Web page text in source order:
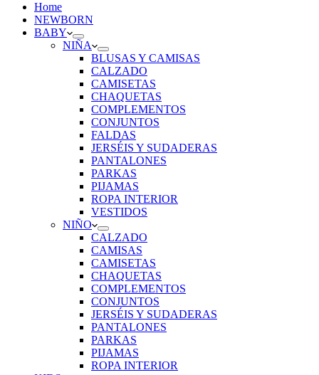
Home
NEWBORN
BABY
NIÑA
BLUSAS Y CAMISAS
CALZADO
CAMISETAS
CHAQUETAS
COMPLEMENTOS
CONJUNTOS
FALDAS
JERSÉIS Y SUDADERAS
PANTALONES
PARKAS
PIJAMAS
ROPA INTERIOR
VESTIDOS
NIÑO
CALZADO
CAMISAS
CAMISETAS
CHAQUETAS
COMPLEMENTOS
CONJUNTOS
JERSÉIS Y SUDADERAS
PANTALONES
PARKAS
PIJAMAS
ROPA INTERIOR